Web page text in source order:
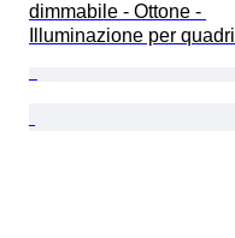
dimmabile - Ottone -
Illuminazione per quadri